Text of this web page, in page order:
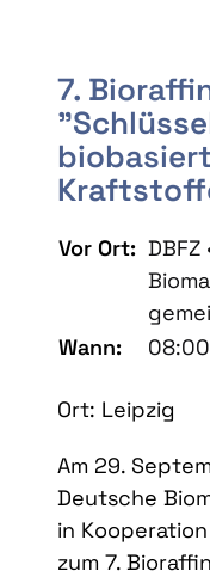
7.
Vor Ort: DBFZ
Wann:
Ort: Leipzig
Am 29.
Deutsche
in
zum 7.